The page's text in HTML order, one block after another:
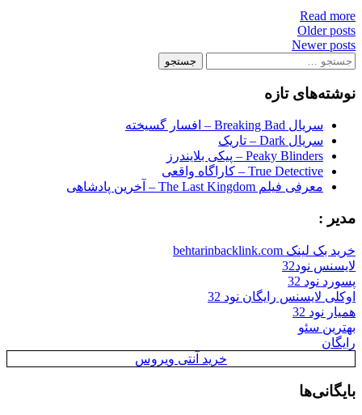
Read more
Posts
navigation
Older posts
Newer posts
جستجو
نوشته‌های تازه
سریال Breaking Bad – افسار گسیخته
سریال Dark – تاریک
Peaky Blinders – پیکی بلایندرز
True Detective – کاراگاه واقعی
معرفی فیلم The Last Kingdom – آخرین پادشاهی
مدیر :
خرید بک لینک behtarinbacklink.com
لایسنس نود32
پسورد نود 32
اوکلی لایسنس رایگان نود 32
همیار نود 32
بهترین سئو
رایگان
خرید آنتی ویروس
بایگانی‌ها